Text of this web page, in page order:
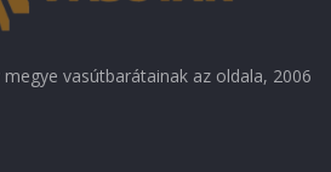
vasútbarátainak az oldala, 2006